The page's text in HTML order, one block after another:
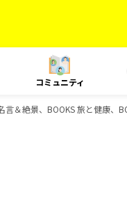
コミュニティ
＆絶景、BOOKS 旅と健康、